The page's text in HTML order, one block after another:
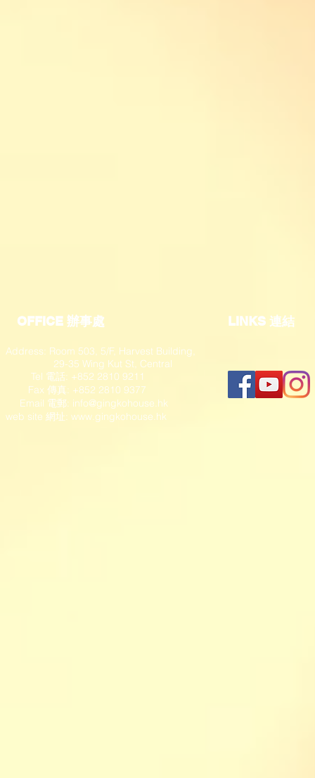
OFFICE 辦事處
Address: Room 503, 5/F, Harvest Building,
29-35 Wing Kut St, Central
Tel 電話: +852 2810 9211
Fax 傳真: +852 2810 9377
​ Email 電郵: info@gingkohouse.hk
web site 網址: www.gingkohouse.hk
​LINKS 連結